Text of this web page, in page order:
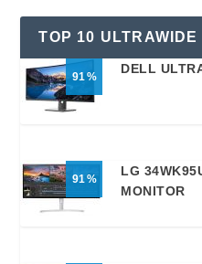
TOP 10 ULTRAWIDE
91
DELL
91
LG
MONITOR